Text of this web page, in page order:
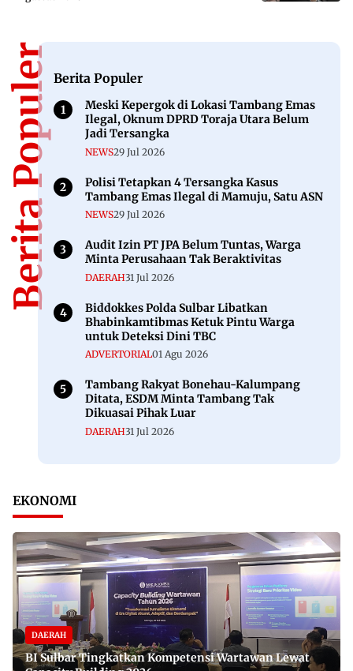
Berita PopulerBerita Populer
Meski Kepergok di Lokasi Tambang Emas
Ilegal, Oknum DPRD Toraja Utara Belum
Jadi Tersangka
NEWS29 Jul 2026
Polisi Tetapkan 4 Tersangka Kasus
Tambang Emas Ilegal di Mamuju, Satu ASN
NEWS29 Jul 2026
Audit Izin PT JPA Belum Tuntas, Warga
Minta Perusahaan Tak Beraktivitas
DAERAH31 Jul 2026
Biddokkes Polda Sulbar Libatkan
Bhabinkamtibmas Ketuk Pintu Warga
untuk Deteksi Dini TBC
ADVERTORIAL01 Agu 2026
Tambang Rakyat Bonehau-Kalumpang
Ditata, ESDM Minta Tambang Tak
Dikuasai Pihak Luar
DAERAH31 Jul 2026
EKONOMI
DAERAH
BI Sulbar Tingkatkan Kompetensi Wartawan Lewat